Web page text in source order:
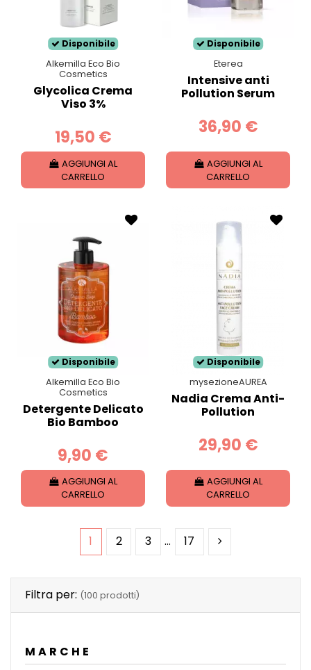
Disponibile
Alkemilla Eco Bio
Cosmetics
Glycolica Crema
Viso 3%
19,50 €
AGGIUNGI AL
CARRELLO
Disponibile
Eterea
Intensive anti
Pollution Serum
36,90 €
AGGIUNGI AL
CARRELLO
Disponibile
Alkemilla Eco Bio
Cosmetics
Detergente Delicato
Bio Bamboo
9,90 €
AGGIUNGI AL
CARRELLO
Disponibile
mysezioneAUREA
Nadia Crema Anti-
Pollution
29,90 €
AGGIUNGI AL
CARRELLO
1 2 3 … 17
Filtra per: (100 prodotti)
MARCHE